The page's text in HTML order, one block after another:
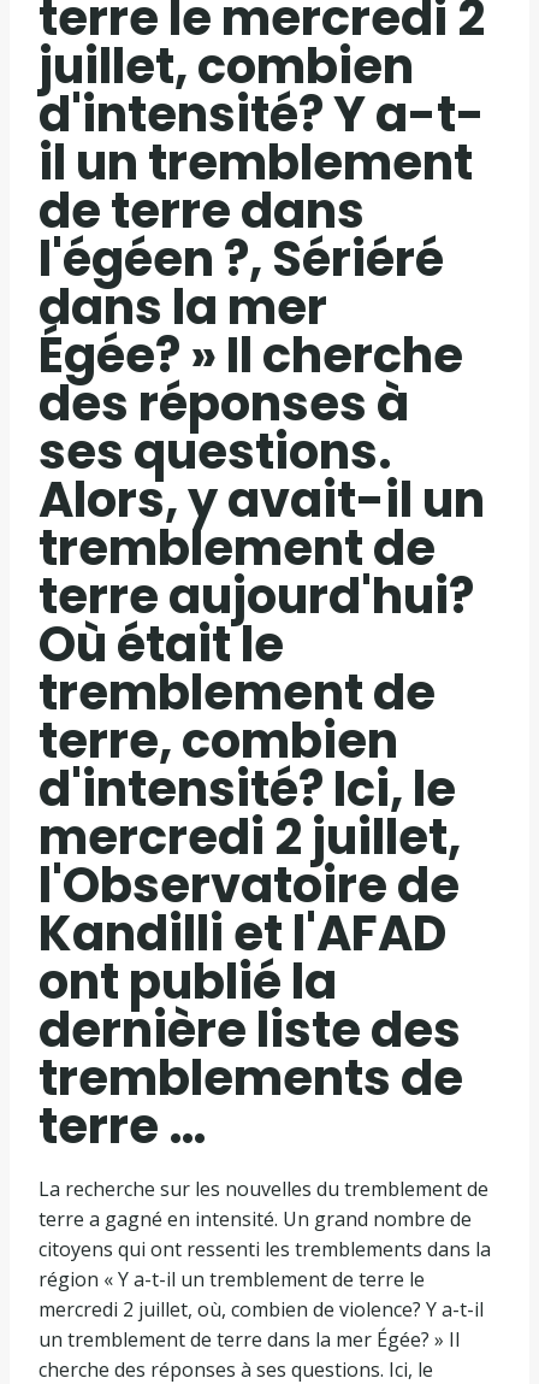
terre le mercredi 2
juillet, combien
d'intensité? Y a-t-
il un tremblement
de terre dans
l'égéen ?, Sériéré
dans la mer
Égée? » Il cherche
des réponses à
ses questions.
Alors, y avait-il un
tremblement de
terre aujourd'hui?
Où était le
tremblement de
terre, combien
d'intensité? Ici, le
mercredi 2 juillet,
l'Observatoire de
Kandilli et l'AFAD
ont publié la
dernière liste des
tremblements de
terre …
La recherche sur les nouvelles du tremblement de
terre a gagné en intensité. Un grand nombre de
citoyens qui ont ressenti les tremblements dans la
région « Y a-t-il un tremblement de terre le
mercredi 2 juillet, où, combien de violence? Y a-t-il
un tremblement de terre dans la mer Égée? » Il
cherche des réponses à ses questions. Ici, le